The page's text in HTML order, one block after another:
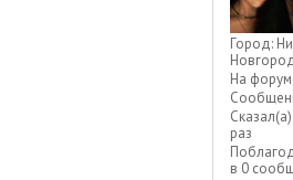
Город:
На
раз
в 0